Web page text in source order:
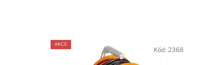
AKCE
Kód: 2368